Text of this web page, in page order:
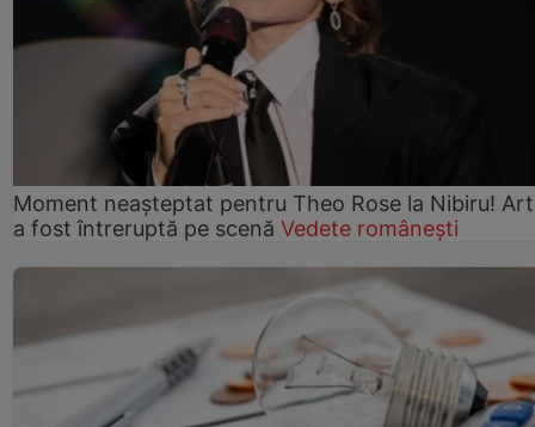
Moment neașteptat pentru Theo Rose la Nibiru!
a fost întreruptă pe scenă Vedete românești